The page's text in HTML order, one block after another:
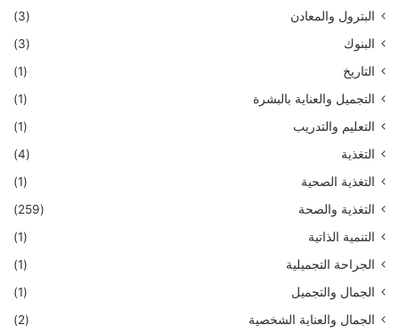
البترول والمعادن
(3)
البنوك
(3)
التاريخ
(1)
التجميل والعناية بالبشرة
(1)
التعليم والتدريب
(1)
التغذية
(4)
التغذية الصحية
(1)
التغذية والصحة
(259)
التنمية الذاتية
(1)
الجراحة التجميلية
(1)
الجمال والتجميل
(1)
الجمال والعناية الشخصية
(2)